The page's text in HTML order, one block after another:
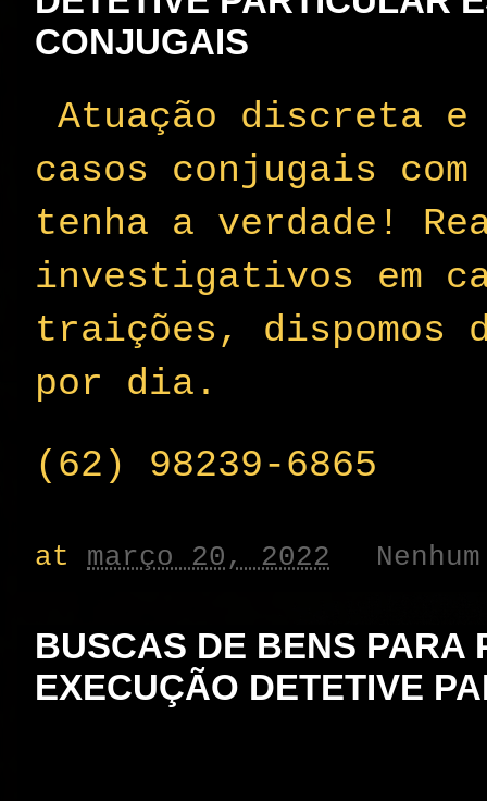
CONJUGAIS
Atuação discreta e
casos conjugais
tenha a verdade!
investigativos em
traições, dispomos
por dia.
(62) 98239-6865
at março 20, 2022
BUSCAS DE BENS PARA
EXECUÇÃO DETETIVE